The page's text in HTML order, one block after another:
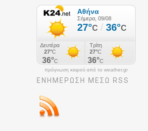
πρόγνωση καιρού από το weather.gr
ΕΝΗΜΈΡΩΣΉ ΜΕΣΩ RSS